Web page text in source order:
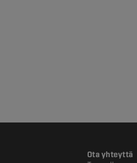
Ota yhteyttä